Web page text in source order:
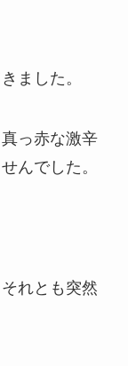
ました。
っ赤な激辛
んでした。
れとも突然